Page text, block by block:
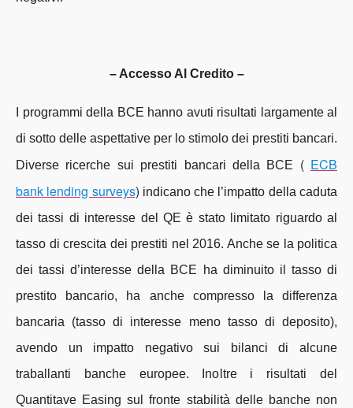
– Accesso Al Credito –
I programmi della BCE hanno avuti risultati largamente al
di sotto delle aspettative per lo stimolo dei prestiti bancari.
Diverse ricerche sui prestiti bancari della BCE ( ECB
bank lending surveys) indicano che l’impatto della caduta
dei tassi di interesse del QE è stato limitato riguardo al
tasso di crescita dei prestiti nel 2016. Anche se la politica
dei tassi d’interesse della BCE ha diminuito il tasso di
prestito bancario, ha anche compresso la differenza
bancaria (tasso di interesse meno tasso di deposito),
avendo un impatto negativo sui bilanci di alcune
traballanti banche europee. Inoltre i risultati del
Quantitave Easing sul fronte stabilità delle banche non